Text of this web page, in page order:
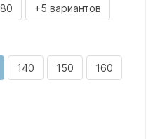
80 +5 вариантов
140 150 160